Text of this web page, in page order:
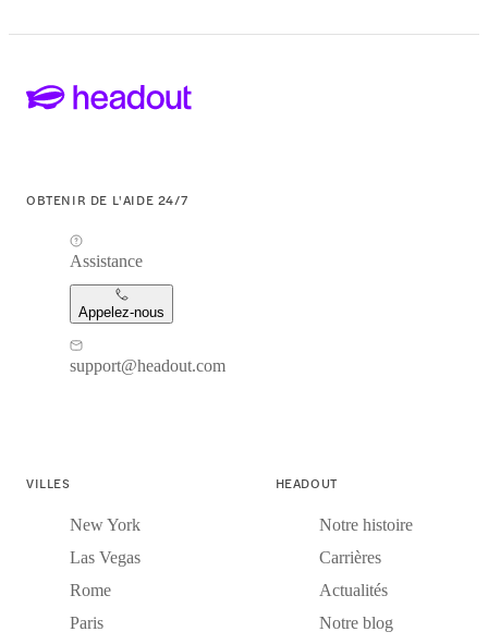
OBTENIR DE L'AIDE 24/7
Assistance
Appelez-nous
support@headout.com
VILLES
New York
Las Vegas
Rome
Paris
HEADOUT
Notre histoire
Carrières
Actualités
Notre blog